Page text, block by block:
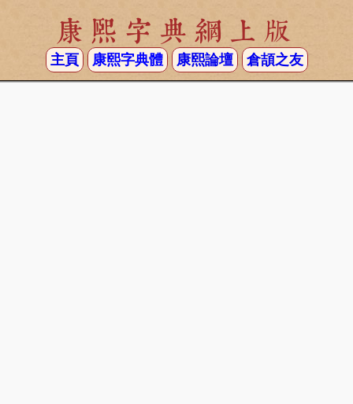
康熙字典網上版
主頁 康熙字典體 康熙論壇 倉頡之友